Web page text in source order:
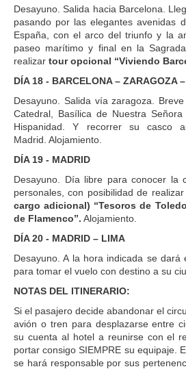
Desayuno. Salida hacia Barcelona.
pasando por las elegantes avenidas
España, con el arco del triunfo y la
paseo marítimo y final en la
realizar tour opcional “Viviendo
DÍA 18 - BARCELONA – ZARAGOZA
Desayuno. Salida vía zaragoza.
Catedral, Basílica de Nuestra
Hispanidad. Y recorrer su casco
Madrid. Alojamiento.
DÍA 19 - MADRID
Desayuno. Día libre para conocer la
personales, con posibilidad de realizar
cargo adicional) “Tesoros de
de Flamenco”. Alojamiento.
DÍA 20 - MADRID – LIMA
Desayuno. A la hora indicada se dará
para tomar el vuelo con destino a su
NOTAS DEL ITINERARIO:
Si el pasajero decide abandonar el
avión o tren para desplazarse entre
su cuenta al hotel a reunirse con el
portar consigo SIEMPRE su equipaje.
se hará responsable por sus